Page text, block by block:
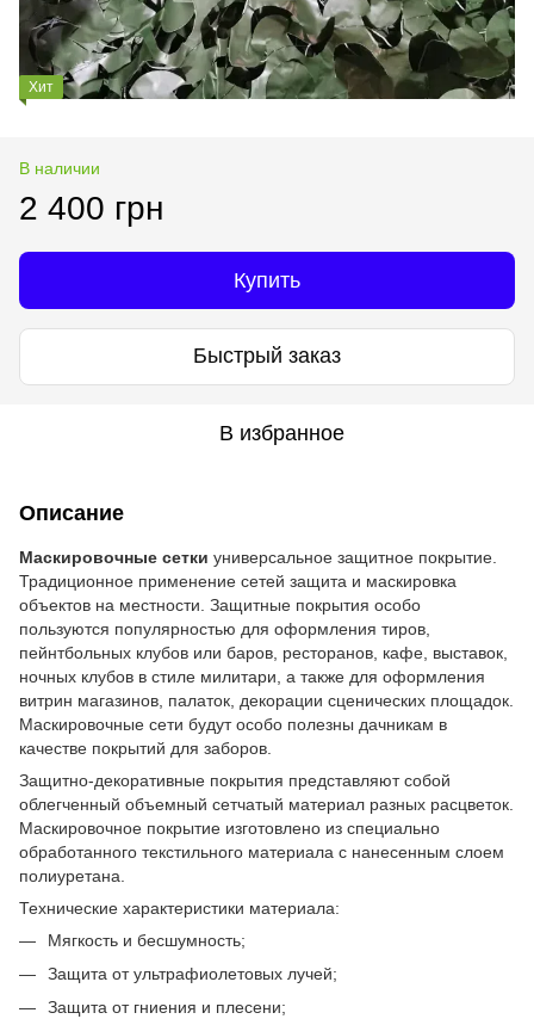
Хит
В наличии
2 400 грн
Купить
Быстрый заказ
В избранное
Описание
Маскировочные сетки универсальное защитное покрытие.
Традиционное применение сетей защита и маскировка
объектов на местности. Защитные покрытия особо
пользуются популярностью для оформления тиров,
пейнтбольных клубов или баров, ресторанов, кафе, выставок,
ночных клубов в стиле милитари, а также для оформления
витрин магазинов, палаток, декорации сценических площадок.
Маскировочные сети будут особо полезны дачникам в
качестве покрытий для заборов.
Защитно-декоративные покрытия представляют собой
облегченный объемный сетчатый материал разных расцветок.
Маскировочное покрытие изготовлено из специально
обработанного текстильного материала с нанесенным слоем
полиуретана.
Технические характеристики материала:
Мягкость и бесшумность;
Защита от ультрафиолетовых лучей;
Защита от гниения и плесени;